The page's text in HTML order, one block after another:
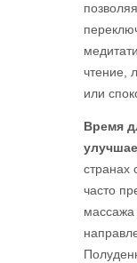
чтение,
или
Время
странах
часто
массажа